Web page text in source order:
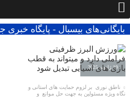
بایگانی‌های بیسبال - پایگاه خبری
19 ژانویه 2025
ناطق نوری بر لزوم حمایت های استانی و
نگاه ویژه مسئولین به جهت حل موانع و